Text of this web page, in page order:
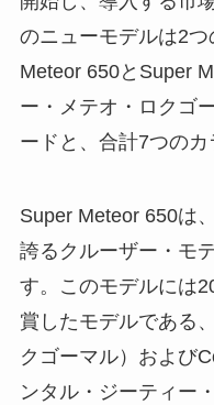
のニューモデルは2
Meteor 650とSuper
ー・メテオ・ロクゴ
ードと、合計7つのカ
Super Meteor 650は
誇るクルーザー・モ
す。このモデルには
賞したモデルである
クゴーマル）および
ンタル・ジーティー